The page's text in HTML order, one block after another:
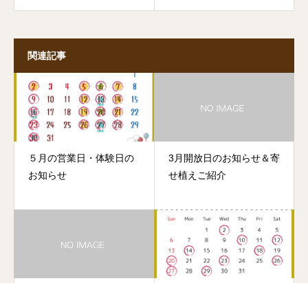
関連記事
５月の営業日・体験日の
お知らせ
3月開放日のお知らせ＆寄
せ植えご紹介